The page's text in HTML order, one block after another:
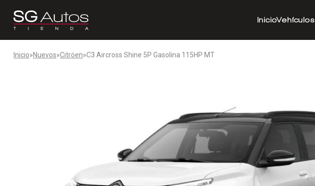
InicioVehículos
Inicio»Nuevos»Citröen»C3 Aircross Shine 5P Gasolina 115HP MT